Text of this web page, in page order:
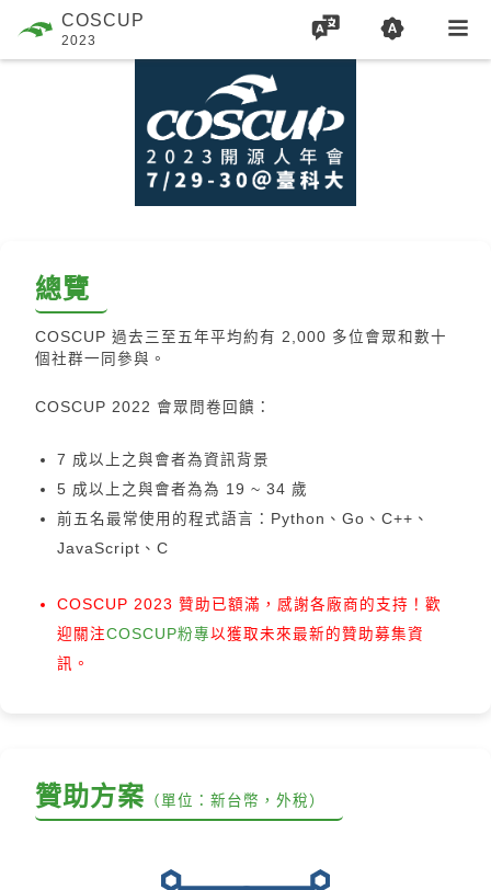
COSCUP
2023
總覽
COSCUP 過去三至五年平均約有 2,000 多位會眾和數十
個社群一同參與。
COSCUP 2022 會眾問卷回饋：
7 成以上之與會者為資訊背景
5 成以上之與會者為為 19 ~ 34 歲
前五名最常使用的程式語言：Python、Go、C++、
JavaScript、C
COSCUP 2023 贊助已額滿，感謝各廠商的支持！歡
迎關注COSCUP粉專以獲取未來最新的贊助募集資
訊。
贊助方案 （單位：新台幣，外稅）